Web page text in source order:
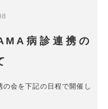
病診連携の
会を下記の日程で開催し